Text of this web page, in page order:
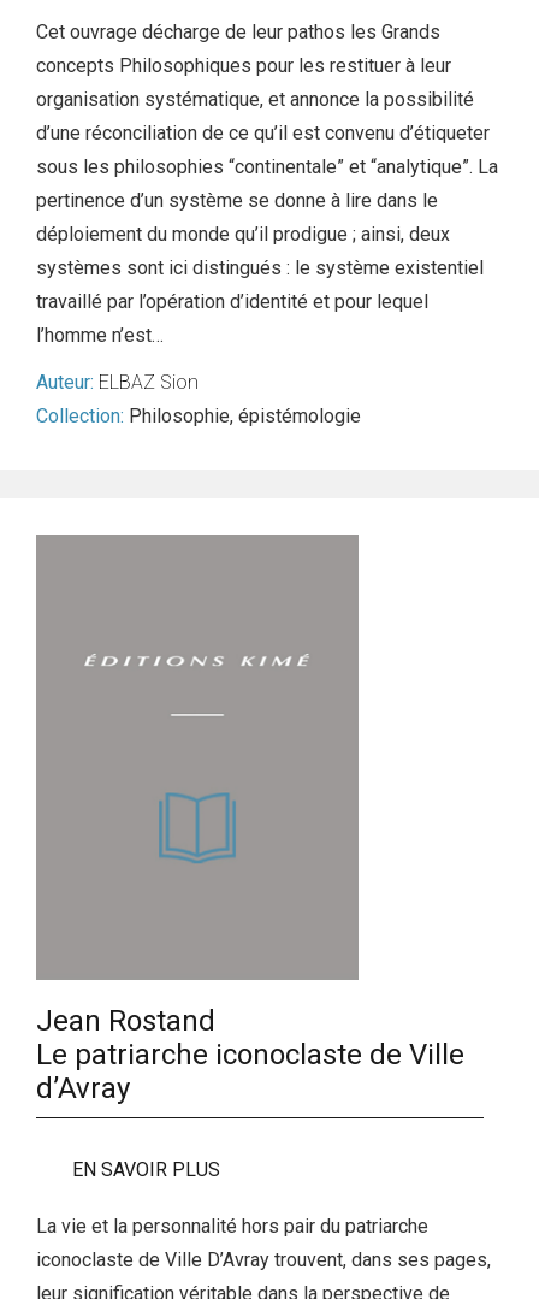
Cet ouvrage décharge de leur pathos les Grands
concepts Philosophiques pour les restituer à leur
organisation systématique, et annonce la possibilité
d’une réconciliation de ce qu’il est convenu d’étiqueter
sous les philosophies “continentale” et “analytique”. La
pertinence d’un système se donne à lire dans le
déploiement du monde qu’il prodigue ; ainsi, deux
systèmes sont ici distingués : le système existentiel
travaillé par l’opération d’identité et pour lequel
l’homme n’est…
Auteur: ELBAZ Sion
Collection: Philosophie, épistémologie
Jean Rostand
Le patriarche iconoclaste de Ville
d’Avray
EN SAVOIR PLUS
La vie et la personnalité hors pair du patriarche
iconoclaste de Ville D’Avray trouvent, dans ses pages,
leur signification véritable dans la perspective de